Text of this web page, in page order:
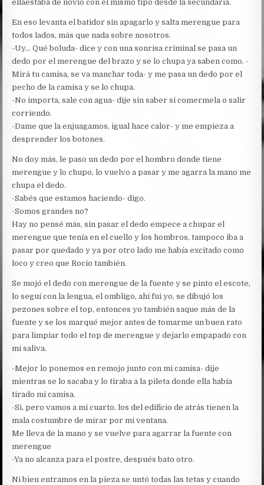
ellaestaba de novio con el mismo tipo desde la secundaria.
En eso levanta el batidor sin apagarlo y salta merengue para
todos lados, más que nada sobre nosotros.
-Uy… Qué boluda- dice y con una sonrisa criminal se pasa un
dedo por el merengue del brazo y se lo chupa ya saben como. -
Mirá tu camisa, se va manchar toda- y me pasa un dedo por el
pecho de la camisa y se lo chupa.
-No importa, sale con agua- dije sin saber si comermela o salir
corriendo.
-Dame que la enjuagamos, igual hace calor- y me empieza a
desprender los botones.
No doy más, le paso un dedo por el hombro donde tiene
merengue y lo chupo, lo vuelvo a pasar y me agarra la mano me
chupa el dedo.
-Sabés que estamos haciendo- digo.
-Somos grandes no?
Hay no pensé más, sin pasar el dedo empece a chupar el
merengue que tenía en el cuello y los hombros, tampoco iba a
pasar por quedado y ya por otro lado me había excitado como
loco y creo que Rocío también.
Se mojó el dedo con merengue de la fuente y se pinto el escote,
lo seguí con la lengua, el ombligo, ahí fui yo, se dibujó los
pezones sobre el top, entonces yo también saque más de la
fuente y se los marqué mejor antes de tomarme un buen rato
para limpiar todo el top de merengue y dejarlo empapado con
mi saliva.
-Mejor lo ponemos en remojo junto con mi camisa- dije
mientras se lo sacaba y lo tiraba a la pileta donde ella había
tirado mi camisa.
-Si, pero vamos a mi cuarto, los del edificio de atrás tienen la
mala costumbre de mirar por mi ventana.
Me lleva de la mano y se vuelve para agarrar la fuente con
merengue
-Ya no alcanza para el postre, después bato otro.
Ni bien entramos en la pieza se untó todas las tetas y cuando